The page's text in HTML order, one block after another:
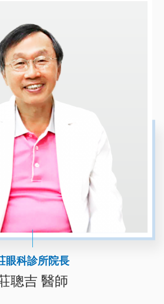
眼科診所院長
聰吉 醫師